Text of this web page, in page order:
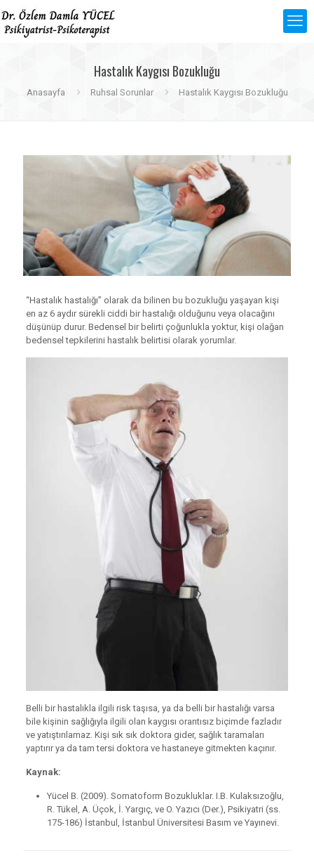
Hastalık Kaygısı Bozukluğu
Anasayfa Ruhsal Sorunlar Hastalık Kaygısı Bozukluğu
“Hastalık hastalığı” olarak da bilinen bu bozukluğu yaşayan kişi
en az 6 aydır sürekli ciddi bir hastalığı olduğunu veya olacağını
düşünüp durur. Bedensel bir belirti çoğunlukla yoktur, kişi olağan
bedensel tepkilerini hastalık belirtisi olarak yorumlar.
Belli bir hastalıkla ilgili risk taşısa, ya da belli bir hastalığı varsa
bile kişinin sağlığıyla ilgili olan kaygısı orantısız biçimde fazladır
ve yatıştırılamaz. Kişi sık sık doktora gider, sağlık taramaları
yaptırır ya da tam tersi doktora ve hastaneye gitmekten kaçınır.
Kaynak:
Yücel B. (2009). Somatoform Bozukluklar. I.B. Kulaksızoğlu,
R. Tükel, A. Üçok, İ. Yargıç, ve O. Yazıcı (Der.), Psikiyatri (ss.
175-186) İstanbul, İstanbul Üniversitesi Basım ve Yayınevi.